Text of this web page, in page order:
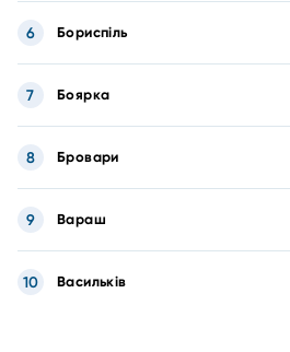
Бориспіль
6
Боярка
7
Бровари
8
Вараш
9
Васильків
10